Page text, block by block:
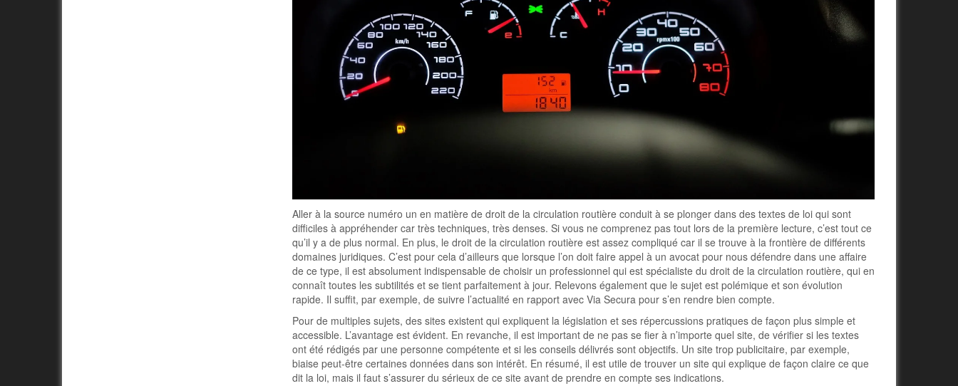
Aller à la source numéro un en matière de droit de la circulation routière conduit à se plonger dans des textes de loi qui sont
difficiles à appréhender car très techniques, très denses. Si vous ne comprenez pas tout lors de la première lecture, c’est tout ce
qu’il y a de plus normal. En plus, le droit de la circulation routière est assez compliqué car il se trouve à la frontière de différents
domaines juridiques. C’est pour cela d’ailleurs que lorsque l’on doit faire appel à un avocat pour nous défendre dans une affaire
de ce type, il est absolument indispensable de choisir un professionnel qui est spécialiste du droit de la circulation routière, qui en
connaît toutes les subtilités et se tient parfaitement à jour. Relevons également que le sujet est polémique et son évolution
rapide. Il suffit, par exemple, de suivre l’actualité en rapport avec Via Secura pour s’en rendre bien compte.
Pour de multiples sujets, des sites existent qui expliquent la législation et ses répercussions pratiques de façon plus simple et
accessible. L’avantage est évident. En revanche, il est important de ne pas se fier à n’importe quel site, de vérifier si les textes
ont été rédigés par une personne compétente et si les conseils délivrés sont objectifs. Un site trop publicitaire, par exemple,
biaise peut-être certaines données dans son intérêt. En résumé, il est utile de trouver un site qui explique de façon claire ce que
dit la loi, mais il faut s’assurer du sérieux de ce site avant de prendre en compte ses indications.